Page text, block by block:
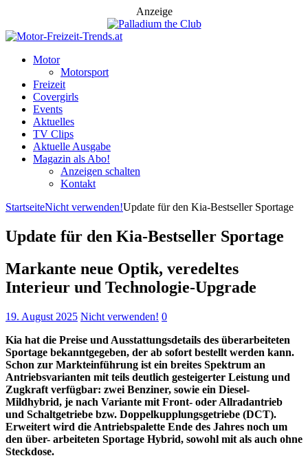
Anzeige
Motor
Motorsport
Freizeit
Covergirls
Events
Aktuelles
TV Clips
Aktuelle Ausgabe
Magazin als Abo!
Anzeigen schalten
Kontakt
StartseiteNicht verwenden!Update für den Kia-Bestseller Sportage
Update für den Kia-Bestseller Sportage
Markante neue Optik, veredeltes
Interieur und Technologie-Upgrade
19. August 2025 Nicht verwenden! 0
Kia hat die Preise und Ausstattungsdetails des überarbeiteten
Sportage bekanntgegeben, der ab sofort bestellt werden kann.
Schon zur Markteinführung ist ein breites Spektrum an
Antriebsvarianten mit teils deutlich gesteigerter Leistung und
Zugkraft verfügbar: zwei Benziner, sowie ein Diesel-
Mildhybrid, je nach Variante mit Front- oder Allradantrieb
und Schaltgetriebe bzw. Doppelkupplungsgetriebe (DCT).
Erweitert wird die Antriebspalette Ende des Jahres noch um
den über- arbeiteten Sportage Hybrid, sowohl mit als auch ohne
Steckdose.